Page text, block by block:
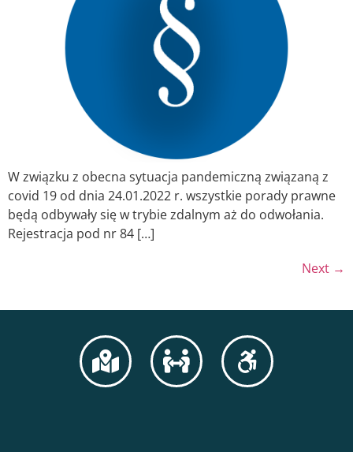
W związku z obecna sytuacja pandemiczną związaną z
covid 19 od dnia 24.01.2022 r. wszystkie porady prawne
będą odbywały się w trybie zdalnym aż do odwołania.
Rejestracja pod nr 84 […]
Next →